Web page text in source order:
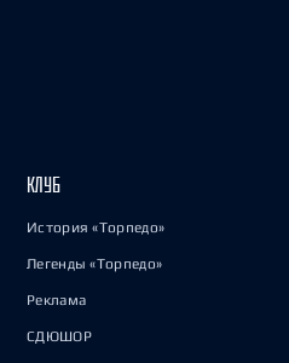
КЛУБ
История «Торпедо»
Легенды «Торпедо»
Реклама
СДЮШОР